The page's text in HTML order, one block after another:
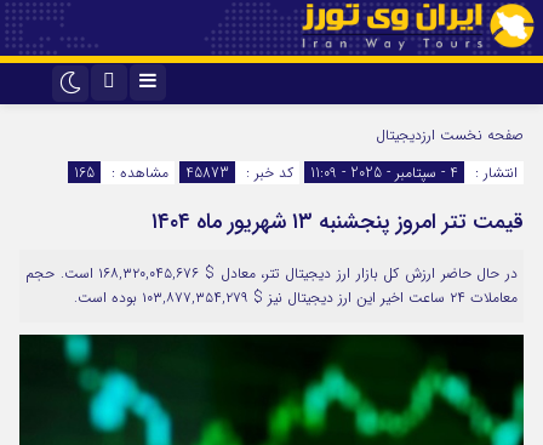
اینستاگرام
صفحه نخست ارزدیجیتال
انتشار :
4 - سپتامبر - 2025 - 11:09 کد خبر : 45873 مشاهده : 165
قیمت تتر امروز پنجشنبه ۱۳ شهریور ماه ۱۴۰۴
در حال حاضر ارزش کل بازار ارز دیجیتال تتر، معادل $ ۱۶۸,۳۲۰,۰۴۵,۶۷۶ است. حجم
معاملات ۲۴ ساعت اخیر این ارز دیجیتال نیز $ ۱۰۳,۸۷۷,۳۵۴,۲۷۹ بوده است.